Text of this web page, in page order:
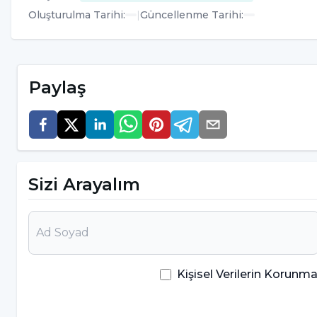
Anksiyete (kaygı) ve depresif duygular
Zihinsel (Bilişsel) Belirtiler:
Konsantrasyon güçlüğü
Karar verme zorluğu
Yetersizlik ve değersizlik hissi
Oluşturulma Tarihi: |Güncellenme Tarihi:
Paylaş
Sizi Arayalım
Kişisel Verilerin